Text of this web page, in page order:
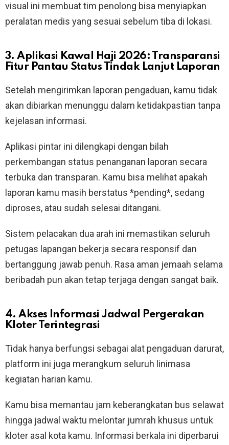
visual ini membuat tim penolong bisa menyiapkan
peralatan medis yang sesuai sebelum tiba di lokasi.
3. Aplikasi Kawal Haji 2026: Transparansi
Fitur Pantau Status Tindak Lanjut Laporan
Setelah mengirimkan laporan pengaduan, kamu tidak
akan dibiarkan menunggu dalam ketidakpastian tanpa
kejelasan informasi.
Aplikasi pintar ini dilengkapi dengan bilah
perkembangan status penanganan laporan secara
terbuka dan transparan. Kamu bisa melihat apakah
laporan kamu masih berstatus *pending*, sedang
diproses, atau sudah selesai ditangani.
Sistem pelacakan dua arah ini memastikan seluruh
petugas lapangan bekerja secara responsif dan
bertanggung jawab penuh. Rasa aman jemaah selama
beribadah pun akan tetap terjaga dengan sangat baik.
4. Akses Informasi Jadwal Pergerakan
Kloter Terintegrasi
Tidak hanya berfungsi sebagai alat pengaduan darurat,
platform ini juga merangkum seluruh linimasa
kegiatan harian kamu.
Kamu bisa memantau jam keberangkatan bus selawat
hingga jadwal waktu melontar jumrah khusus untuk
kloter asal kota kamu. Informasi berkala ini diperbarui